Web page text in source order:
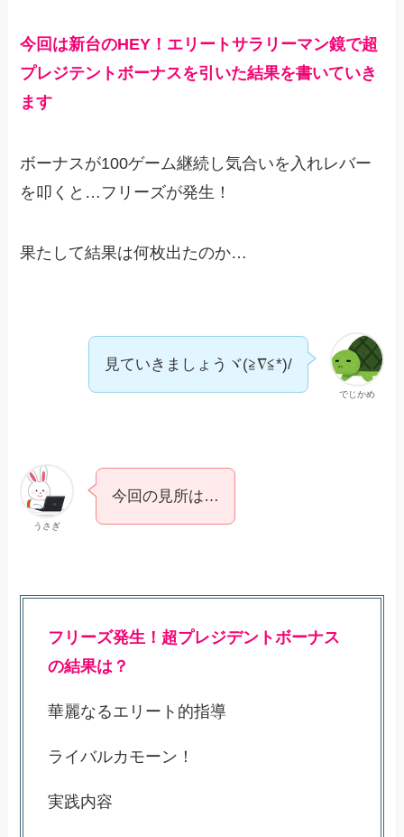
今回は新台のHEY！エリートサラリーマン鏡で超
プレジテントボーナスを引いた結果を書いていき
ます
ボーナスが100ゲーム継続し気合いを入れレバー
を叩くと…フリーズが発生！
果たして結果は何枚出たのか…
でじかめ
見ていきましょうヾ(≧∇≦*)/
うさぎ
今回の見所は…
フリーズ発生！超プレジデントボーナス
の結果は？
華麗なるエリート的指導
ライバルカモーン！
実践内容